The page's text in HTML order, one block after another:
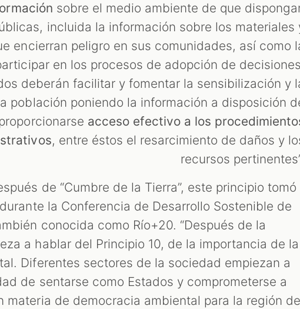
sobre el medio ambiente de que
incluida la información sobre los materiales
encierran peligro en sus comunidades, así como
en los procesos de adopción de
deberán facilitar y fomentar la sensibilización y
población poniendo la información a disposición
acceso efectivo a los
, entre éstos el resarcimiento de daños y
recursos
de “Cumbre de la Tierra”, este principio tomó
la Conferencia de Desarrollo Sostenible de
conocida como Río+20. “Después de la
a hablar del Principio 10, de la importancia de la
Diferentes sectores de la sociedad empiezan a
de sentarse como Estados y comprometerse a
materia de democracia ambiental para la región de